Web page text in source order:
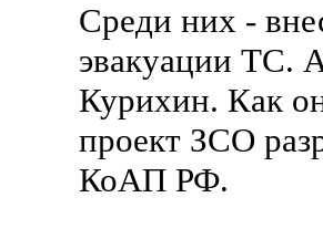
Среди них -
эвакуации ТС.
Курихин. Как
проект ЗСО
КоАП РФ.